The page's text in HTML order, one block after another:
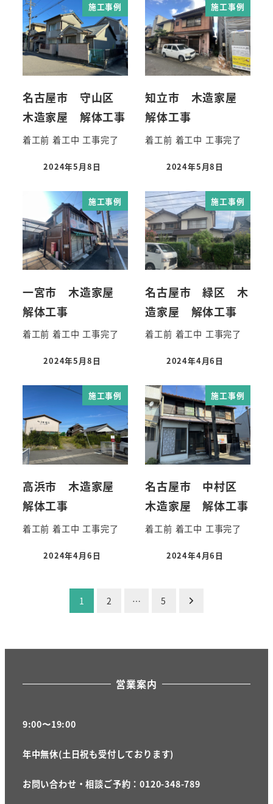
施工事例
名古屋市 守山区
木造家屋 解体工事
着工前 着工中 工事完了
2024年5月8日
施工事例
知立市 木造家屋
解体工事
着工前 着工中 工事完了
2024年5月8日
施工事例
一宮市 木造家屋
解体工事
着工前 着工中 工事完了
2024年5月8日
施工事例
名古屋市 緑区 木
造家屋 解体工事
着工前 着工中 工事完了
2024年4月6日
施工事例
高浜市 木造家屋
解体工事
着工前 着工中 工事完了
2024年4月6日
施工事例
名古屋市 中村区
木造家屋 解体工事
着工前 着工中 工事完了
2024年4月6日
の
ジ
送
り
1 2 … 5
営業案内
9:00〜19:00
年中無休(土日祝も受付しております)
お問い合わせ・相談ご予約：0120-348-789